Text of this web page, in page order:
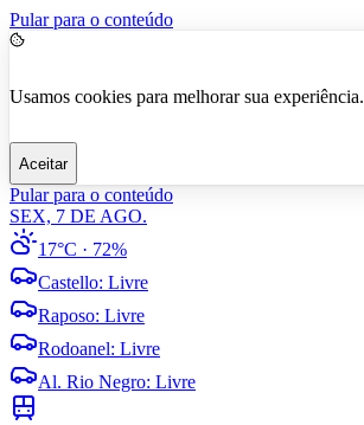
Pular para o conteúdo
Usamos cookies para melhorar sua experiência.
Aceitar
Pular para o conteúdo
SEX, 7 DE AGO.
17°C · 72%
Castello: Livre
Raposo: Livre
Rodoanel: Livre
Al. Rio Negro: Livre